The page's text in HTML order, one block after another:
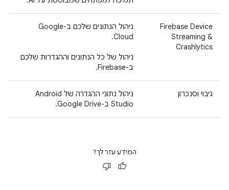
Firebase Device
Streaming &
Crashlytics
ניהול הנתונים שלכם ב-Google
Cloud.
ניהול של כל הנתונים וההגדרות שלכם
ב-Firebase.
גיבוי וסנכרון
ניהול נתוני ההגדרה של Android
Studio ב-Google Drive.
המידע עזר לך?